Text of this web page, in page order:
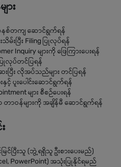
ား
စနစ်တကျ ဆောင်ရွက်ရန်
မ်းပြီး Filing ပြုလုပ်ရန်
Inquiry များကို ဖြေကြားပေးရန်
ပြုလုပ်တင်ပြရန်
းပြီး လိုအပ်သည်များ တင်ပြရန်
င့် ပူးပေါင်းဆောင်ရွက်ရန်
များ စီစဉ်ပေးရန်
တာဝန်များကို အချိန်မီ ဆောင်ရွက်ရန်
ပြီးသူ (ဘွဲ့ရရှိသူ ဦးစားပေးမည်)
PowerPoint) အသုံးပြုနိုင်ရမည်